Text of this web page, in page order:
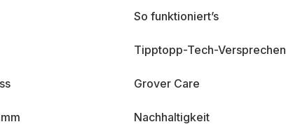
So funktioniert’s
Tipptopp-Tech-Versprechen
Grover Care
Nachhaltigkeit